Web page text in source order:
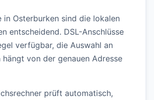
in Osterburken sind die lokalen
entscheidend. DSL-Anschlüsse
verfügbar, die Auswahl an
hängt von der genauen Adresse
prüft automatisch,